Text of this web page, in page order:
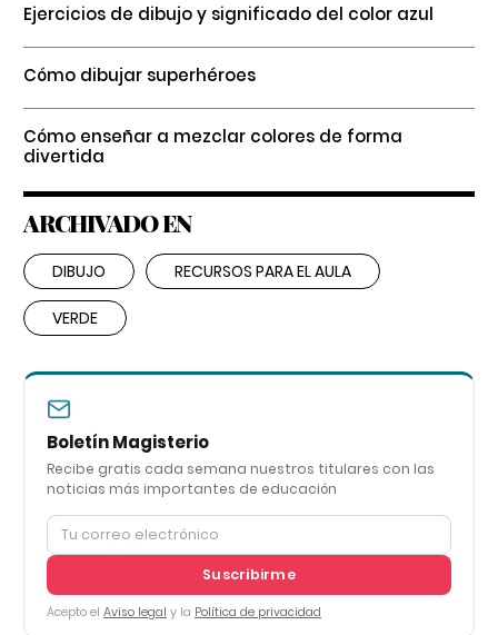
Ejercicios de dibujo y significado del color azul
Cómo dibujar superhéroes
Cómo enseñar a mezclar colores de forma
divertida
ARCHIVADO EN
DIBUJO RECURSOS PARA EL AULA
VERDE
Boletín Magisterio
Recibe gratis cada semana nuestros titulares con las
noticias más importantes de educación
Suscribirme
Acepto el Aviso legal y la Política de privacidad